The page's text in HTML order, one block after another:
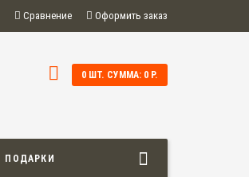
Сравнение Оформить заказ
0 ШТ. СУММА: 0 Р.
ПОДАРКИ